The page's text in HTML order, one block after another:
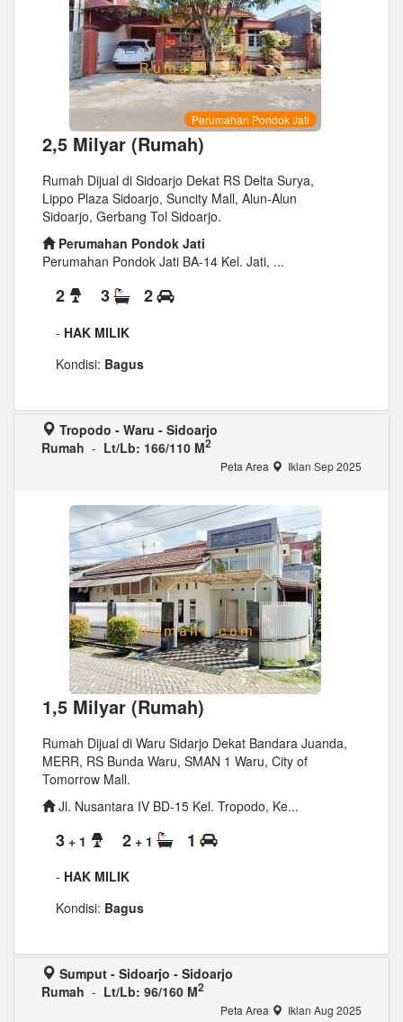
Perumahan Pondok Jati
2,5 Milyar (Rumah)
Rumah Dijual di Sidoarjo Dekat RS Delta Surya,
Lippo Plaza Sidoarjo, Suncity Mall, Alun-Alun
Sidoarjo, Gerbang Tol Sidoarjo.
Perumahan Pondok Jati
Perumahan Pondok Jati BA-14 Kel. Jati, ...
2 3 2
- HAK MILIK
Kondisi: Bagus
Tropodo - Waru - Sidoarjo
Rumah - Lt/Lb: 166/110 M2
Peta Area Iklan Sep 2025
1,5 Milyar (Rumah)
Rumah Dijual di Waru Sidarjo Dekat Bandara Juanda,
MERR, RS Bunda Waru, SMAN 1 Waru, City of
Tomorrow Mall.
Jl. Nusantara IV BD-15 Kel. Tropodo, Ke...
3 + 1 2 + 1 1
- HAK MILIK
Kondisi: Bagus
Sumput - Sidoarjo - Sidoarjo
Rumah - Lt/Lb: 96/160 M2
Peta Area Iklan Aug 2025